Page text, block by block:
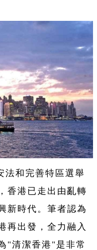
法和完善特區選舉
香港已走出由亂轉
新時代。筆者認為
再出發，全力融入
"清潔香港"是非常